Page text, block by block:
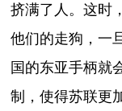
挤满了人。这时
他们的走狗，一
国的东亚手柄就
制，使得苏联更